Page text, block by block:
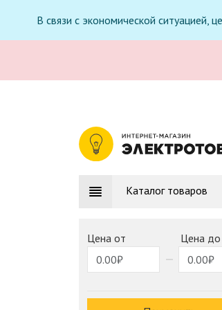
В связи с экономической ситуацией,
Каталог товаров
Цена от Цена до